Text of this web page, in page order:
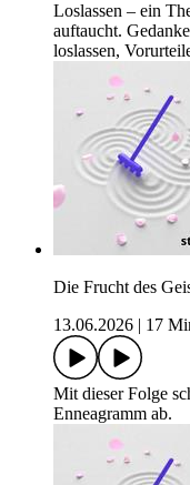
Loslassen – ein
auftaucht.
loslassen,
Die Frucht des
13.06.2026
17
Mit dieser Folge
Enneagramm ab.